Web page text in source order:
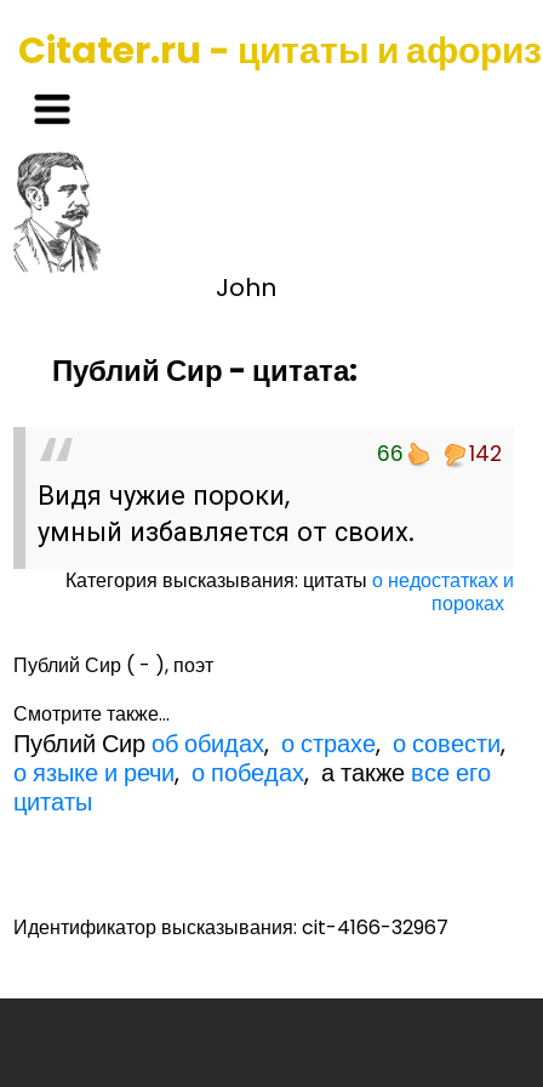
Citater.ru - цитаты и
John
Публий Сир - цитата:
66 142
Видя чужие пороки,
умный избавляется от своих.
Категория высказывания: цитатыо недостатках и
пороках
Публий Сир ( - ), поэт
Смотрите также...
Публий Сироб обидах,о страхе,о совести,
о языке и речи,о победах, а также все его
цитаты
Идентификатор высказывания: cit-4166-32967